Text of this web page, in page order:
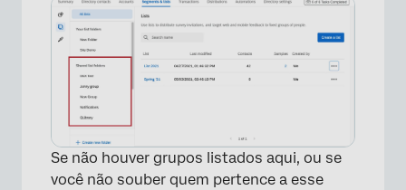
×
Se não houver grupos listados aqui, ou se
você não souber quem pertence a esse